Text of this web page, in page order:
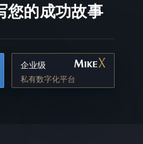
您的成功故事
企业级
私有数字化平台